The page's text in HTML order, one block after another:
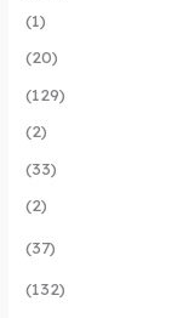
(1)
(20)
(129)
(2)
(33)
(2)
(37)
(132)